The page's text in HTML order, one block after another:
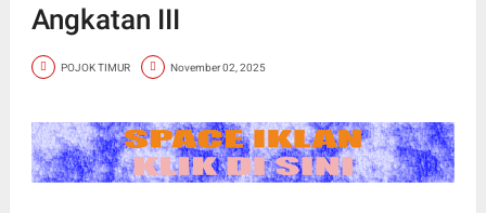
Angkatan III
POJOK TIMUR November 02, 2025